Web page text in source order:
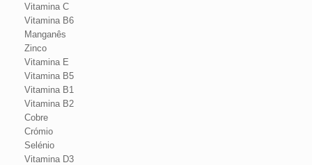
Vitamina C
Vitamina B6
Manganês
Zinco
Vitamina E
Vitamina B5
Vitamina B1
Vitamina B2
Cobre
Crómio
Selénio
Vitamina D3